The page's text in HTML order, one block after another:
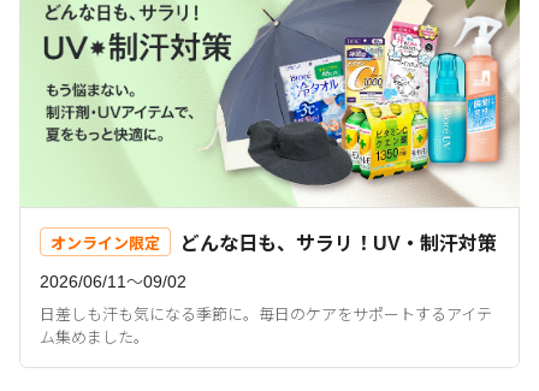
オンライン限定 どんな日も、サラリ！UV・制汗対策
2026/06/11〜09/02
日差しも汗も気になる季節に。毎日のケアをサポートするアイテ
ム集めました。